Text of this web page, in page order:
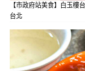
【市政府站美食】白玉樓
台北